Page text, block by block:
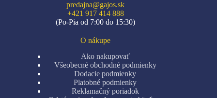
predajna@gajos.sk
+421 917 414 888
(Po-Pia od 7:00 do 15:30)
O nákupe
Ako nakupovať
Všeobecné obchodné podmienky
Dodacie podmienky
Platobné podmienky
Reklamačný poriadok